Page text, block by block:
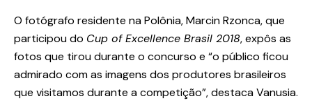
O fotógrafo residente na Polônia, Marcin Rzonca, que
participou do Cup of Excellence Brasil 2018, expôs as
fotos que tirou durante o concurso e “o público ficou
admirado com as imagens dos produtores brasileiros
que visitamos durante a competição”, destaca Vanusia.